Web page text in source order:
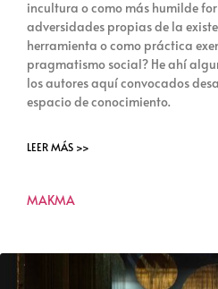
incultura o como más humilde
adversidades propias de la
herramienta o como práctica
pragmatismo social? He ahí
los autores aquí convocados
espacio de conocimiento.
LEER MÁS >>
MAKMA